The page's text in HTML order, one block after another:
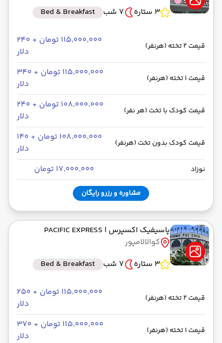
3 ستاره
7 شب Bed & Breakfast
قیمت 2 تخته (هرنفر)
۱۱۵٬۰۰۰٬۰۰۰ تومان + ۲۴۰
دلار
قیمت 1 تخته (هرنفر)
۱۱۵٬۰۰۰٬۰۰۰ تومان + ۳۴۰
دلار
قیمت کودک با تخت (هر نفر)
۱۰۸٬۰۰۰٬۰۰۰ تومان + ۲۴۰
دلار
قیمت کودک بدون تخت (هرنفر)
۱۰۸٬۰۰۰٬۰۰۰ تومان + ۱۴۰
دلار
نوزاد ۱۷٬۰۰۰٬۰۰۰ تومان
مشاوره و رزرو رایگان
پاسیفیک اکسپرس | PACIFIC EXPRESS
کوالالامپور
3 ستاره
7 شب Bed & Breakfast
قیمت 2 تخته (هرنفر)
۱۱۵٬۰۰۰٬۰۰۰ تومان + ۲۵۰
دلار
قیمت 1 تخته (هرنفر)
۱۱۵٬۰۰۰٬۰۰۰ تومان + ۳۷۰
دلار